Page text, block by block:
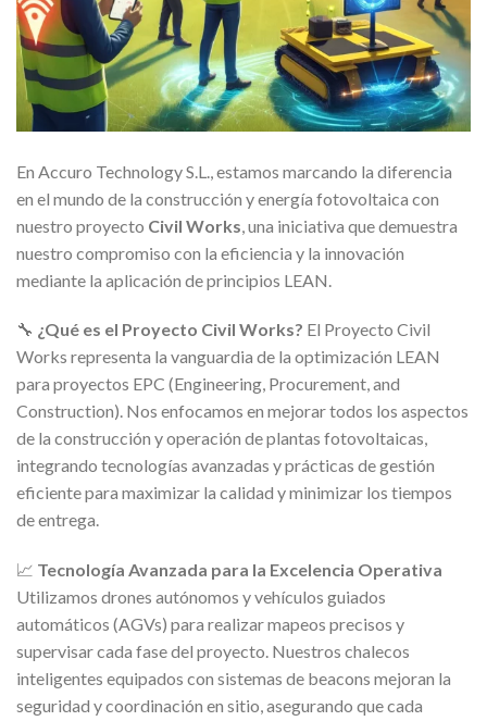
En Accuro Technology S.L., estamos marcando la diferencia
en el mundo de la construcción y energía fotovoltaica con
nuestro proyecto Civil Works , una iniciativa que demuestra
nuestro compromiso con la eficiencia y la innovación
mediante la aplicación de principios LEAN.
🔧 ¿Qué es el Proyecto Civil Works? El Proyecto Civil
Works representa la vanguardia de la optimización LEAN
para proyectos EPC (Engineering, Procurement, and
Construction). Nos enfocamos en mejorar todos los aspectos
de la construcción y operación de plantas fotovoltaicas,
integrando tecnologías avanzadas y prácticas de gestión
eficiente para maximizar la calidad y minimizar los tiempos
de entrega.
📈 Tecnología Avanzada para la Excelencia Operativa
Utilizamos drones autónomos y vehículos guiados
automáticos (AGVs) para realizar mapeos precisos y
supervisar cada fase del proyecto. Nuestros chalecos
inteligentes equipados con sistemas de beacons mejoran la
seguridad y coordinación en sitio, asegurando que cada